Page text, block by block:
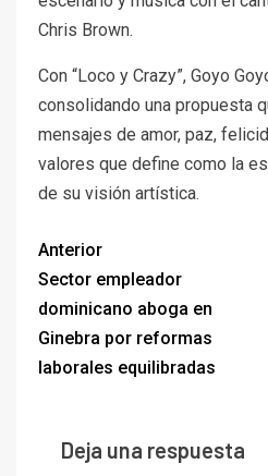
Chris Brown.
Con “Loco y Crazy”, Goyo
consolidando una propuesta
mensajes de amor, paz,
valores que define como la
de su visión artística.
Anterior
Sector empleador
dominicano aboga en
Ginebra por reformas
laborales equilibradas
Deja una respuesta